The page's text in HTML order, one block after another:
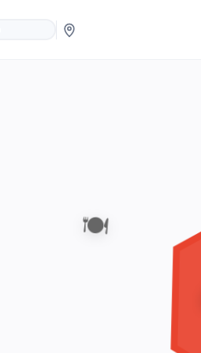
🍽️